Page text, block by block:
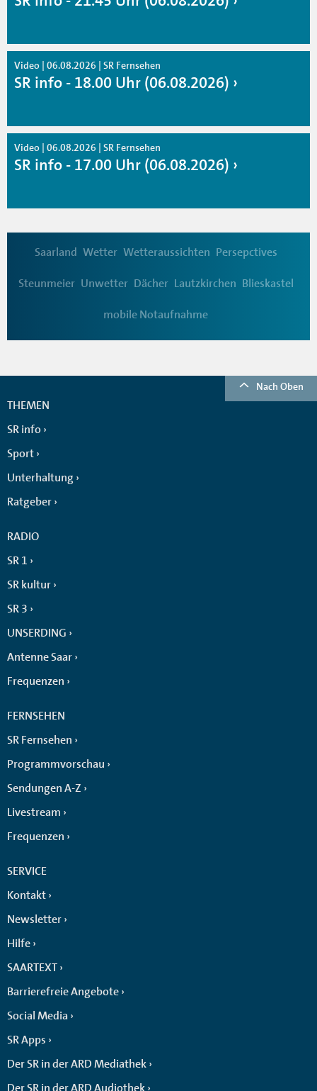
Video | 06.08.2026 | SR Fernsehen
SR info - 18.00 Uhr (06.08.2026)
Video | 06.08.2026 | SR Fernsehen
SR info - 17.00 Uhr (06.08.2026)
Saarland Wetter Wetteraussichten Persepctives
Steunmeier Unwetter Dächer Lautzkirchen Blieskastel
mobile Notaufnahme
Nach Oben
THEMEN
SR info
Sport
Unterhaltung
Ratgeber
RADIO
SR 1
SR kultur
SR 3
UNSERDING
Antenne Saar
Frequenzen
FERNSEHEN
SR Fernsehen
Programmvorschau
Sendungen A-Z
Livestream
Frequenzen
SERVICE
Kontakt
Newsletter
Hilfe
SAARTEXT
Barrierefreie Angebote
Social Media
SR Apps
Der SR in der ARD Mediathek
Der SR in der ARD Audiothek